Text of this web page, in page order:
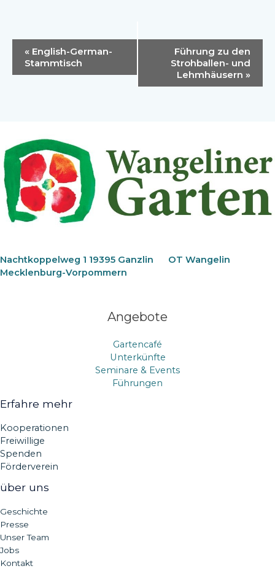
Navigation
« English-German-
Stammtisch
Führung zu den
Strohballen- und
Lehmhäusern »
Nachtkoppelweg 1 19395 Ganzlin OT Wangelin
Mecklenburg-Vorpommern
Angebote
Gartencafé
Unterkünfte
Seminare & Events
Führungen
Erfahre mehr
Kooperationen
Freiwillige
Spenden
Förderverein
über uns
Geschichte
Presse
Unser Team
Jobs
Kontakt